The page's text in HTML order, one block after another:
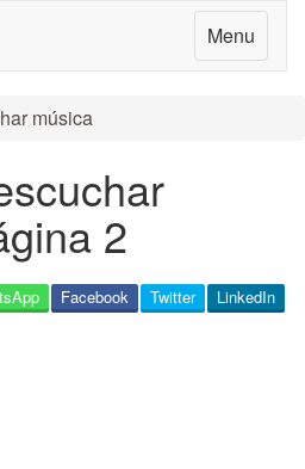
Menu
música
2
LinkedIn
Twitter
Facebook